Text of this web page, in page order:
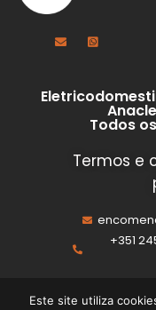
Todos
Termos e
+351
Este site utiliza